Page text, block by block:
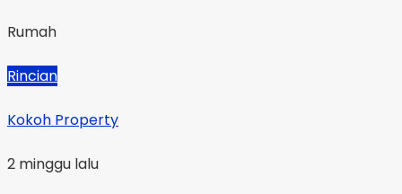
Rumah
Rincian
Kokoh Property
2 minggu lalu